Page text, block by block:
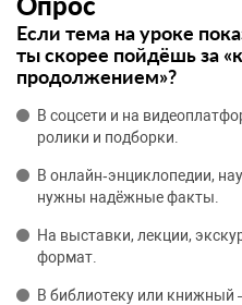
Если тема на уроке
ты скорее пойдёшь за
продолжением»?
В соцсети и на
ролики и подборки.
В онлайн‑энциклопедии,
нужны надёжные факты.
На выставки, лекции,
формат.
В библиотеку или книжный